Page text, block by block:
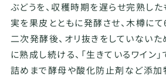
ぶどうを、収穫時期を遅らせ完熟し
実を果皮とともに発酵させ、木樽にて
二次発酵後、オリ抜きをしていないた
に熟成し続ける、「生きているワイン
詰めまで酵母や酸化防止剤など添加